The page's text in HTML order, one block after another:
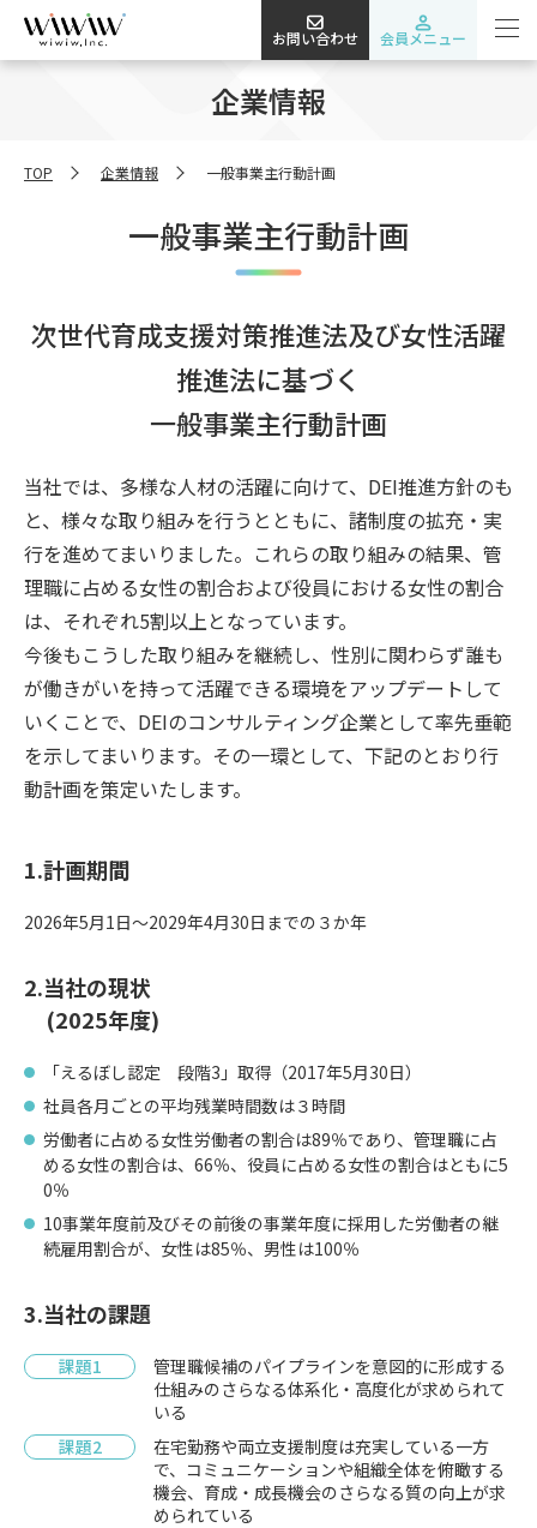
お問い合わせ 会員メニュー
企業情報
TOP 企業情報 一般事業主行動計画
一般事業主行動計画
次世代育成支援対策推進法及び女性活躍
推進法に基づく
一般事業主行動計画
当社では、多様な人材の活躍に向けて、DEI推進方針のも
と、様々な取り組みを行うとともに、諸制度の拡充・実
行を進めてまいりました。これらの取り組みの結果、管
理職に占める女性の割合および役員における女性の割合
は、それぞれ5割以上となっています。
今後もこうした取り組みを継続し、性別に関わらず誰も
が働きがいを持って活躍できる環境をアップデートして
いくことで、DEIのコンサルティング企業として率先垂範
を示してまいります。その一環として、下記のとおり行
動計画を策定いたします。
1.計画期間
2026年5月1日～2029年4月30日までの３か年
2.当社の現状
(2025年度)
「えるぼし認定 段階3」取得（2017年5月30日）
社員各月ごとの平均残業時間数は３時間
労働者に占める女性労働者の割合は89％であり、管理職に占
める女性の割合は、66％、役員に占める女性の割合はともに5
0％
10事業年度前及びその前後の事業年度に採用した労働者の継
続雇用割合が、女性は85％、男性は100％
3.当社の課題
課題1
管理職候補のパイプラインを意図的に形成する
仕組みのさらなる体系化・高度化が求められて
いる
課題2
在宅勤務や両立支援制度は充実している一方
で、コミュニケーションや組織全体を俯瞰する
機会、育成・成長機会のさらなる質の向上が求
められている